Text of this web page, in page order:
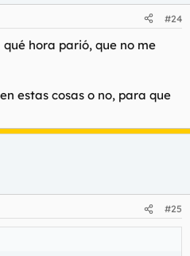
#24
hora parió, que no me
estas cosas o no, para que
#25